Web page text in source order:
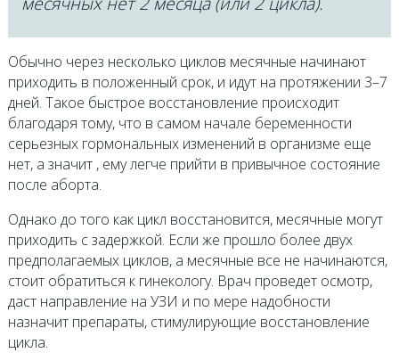
Обычно через несколько циклов месячные начинают
приходить в положенный срок, и идут на протяжении 3–7
дней. Такое быстрое восстановление происходит
благодаря тому, что в самом начале беременности
серьезных гормональных изменений в организме еще
нет, а значит , ему легче прийти в привычное состояние
после аборта.
Однако до того как цикл восстановится, месячные могут
приходить с задержкой. Если же прошло более двух
предполагаемых циклов, а месячные все не начинаются,
стоит обратиться к гинекологу. Врач проведет осмотр,
даст направление на УЗИ и по мере надобности
назначит препараты, стимулирующие восстановление
цикла.